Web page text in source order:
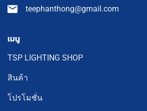
teephanthong@gmail.com
เมนู
TSP LIGHTING SHOP
สินค้า
โปรโมชั่น